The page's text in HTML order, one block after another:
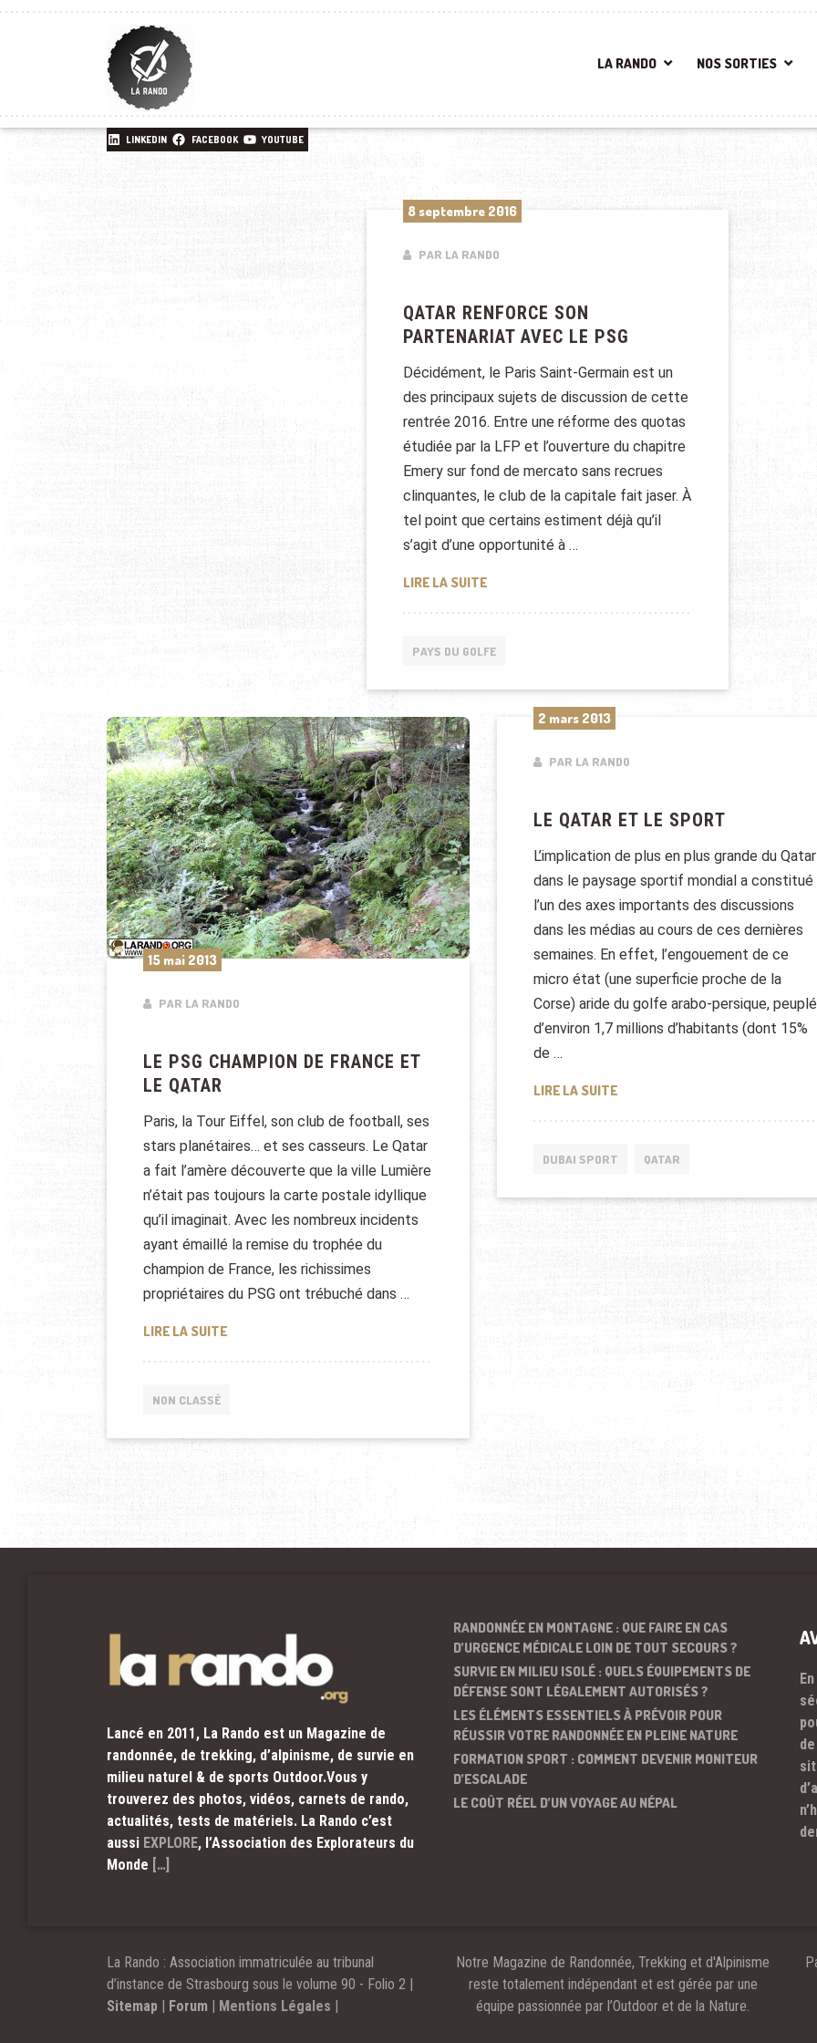
LA RANDO NOS SORTIES
LINKEDIN FACEBOOK YOUTUBE
8 septembre 2016
PAR LA RANDO
QATAR RENFORCE SON
PARTENARIAT AVEC LE PSG
Décidément, le Paris Saint-Germain est un
des principaux sujets de discussion de cette
rentrée 2016. Entre une réforme des quotas
étudiée par la LFP et l’ouverture du chapitre
Emery sur fond de mercato sans recrues
clinquantes, le club de la capitale fait jaser. À
tel point que certains estiment déjà qu’il
s’agit d’une opportunité à …
LIRE LA SUITEQATAR RENFORCE SON PARTENARIAT AVEC LE PSG
PAYS DU GOLFE
15 mai 2013
PAR LA RANDO
LE PSG CHAMPION DE FRANCE ET
LE QATAR
Paris, la Tour Eiffel, son club de football, ses
stars planétaires… et ses casseurs. Le Qatar
a fait l’amère découverte que la ville Lumière
n’était pas toujours la carte postale idyllique
qu’il imaginait. Avec les nombreux incidents
ayant émaillé la remise du trophée du
champion de France, les richissimes
propriétaires du PSG ont trébuché dans …
LIRE LA SUITELE PSG CHAMPION DE FRANCE ET LE QATAR
NON CLASSÉ
2 mars 2013
PAR LA RANDO
LE QATAR ET LE SPORT
L’implication de plus en plus grande du Qatar
dans le paysage sportif mondial a constitué
l’un des axes importants des discussions
dans les médias au cours de ces dernières
semaines. En effet, l’engouement de ce
micro état (une superficie proche de la
Corse) aride du golfe arabo-persique, peuplé
d’environ 1,7 millions d’habitants (dont 15%
de …
LIRE LA SUITELE QATAR ET LE SPORT
DUBAI SPORT QATAR
Lancé en 2011, La Rando est un Magazine de
randonnée, de trekking, d’alpinisme, de survie en
milieu naturel & de sports Outdoor.Vous y
trouverez des photos, vidéos, carnets de rando,
actualités, tests de matériels. La Rando c’est
aussi EXPLORE, l’Association des Explorateurs du
Monde […]
RANDONNÉE EN MONTAGNE : QUE FAIRE EN CAS
D’URGENCE MÉDICALE LOIN DE TOUT SECOURS ?
SURVIE EN MILIEU ISOLÉ : QUELS ÉQUIPEMENTS DE
DÉFENSE SONT LÉGALEMENT AUTORISÉS ?
LES ÉLÉMENTS ESSENTIELS À PRÉVOIR POUR
RÉUSSIR VOTRE RANDONNÉE EN PLEINE NATURE
FORMATION SPORT : COMMENT DEVENIR MONITEUR
D’ESCALADE
LE COÛT RÉEL D’UN VOYAGE AU NÉPAL
La Rando : Association immatriculée au tribunal
d’instance de Strasbourg sous le volume 90 - Folio 2 |
Sitemap | Forum | Mentions Légales |
Notre Magazine de Randonnée, Trekking et d'Alpinisme
reste totalement indépendant et est gérée par une
équipe passionnée par l’Outdoor et de la Nature.